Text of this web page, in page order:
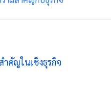
คัญในเชิงธุรกิจ